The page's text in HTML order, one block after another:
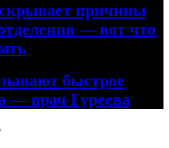
причины
— вот что
быстрое
— врач Гуреева